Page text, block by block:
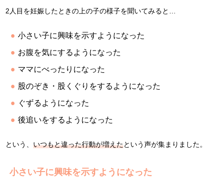
2人目を妊娠したときの上の子の様子を聞いてみると…
小さい子に興味を示すようになった
お腹を気にするようになった
ママにべったりになった
股のぞき・股くぐりをするようになった
ぐずるようになった
後追いをするようになった
という、いつもと違った行動が増えたという声が集まりました。
小さい子に興味を示すようになった